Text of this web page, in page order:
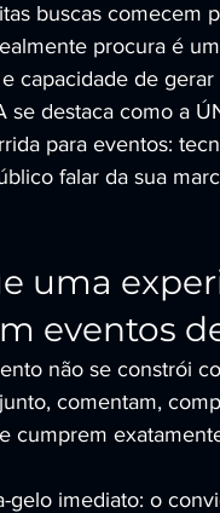
buscas comecem
procura é
capacidade de
se destaca como a
para eventos:
falar da sua
uma
eventos
não se constrói
comentam,
cumprem
gelo imediato: o